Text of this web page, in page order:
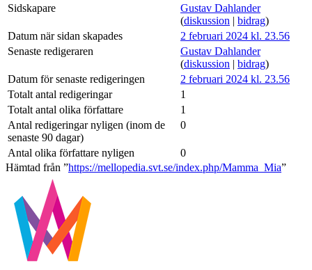
Sidskapare
Gustav Dahlander
(diskussion | bidrag)
Datum när sidan skapades
2 februari 2024 kl. 23.56
Senaste redigeraren
Gustav Dahlander
(diskussion | bidrag)
Datum för senaste redigeringen
2 februari 2024 kl. 23.56
Totalt antal redigeringar
1
Totalt antal olika författare
1
Antal redigeringar nyligen (inom de
senaste 90 dagar)
0
Antal olika författare nyligen
0
Hämtad från ”https://mellopedia.svt.se/index.php/Mamma_Mia”